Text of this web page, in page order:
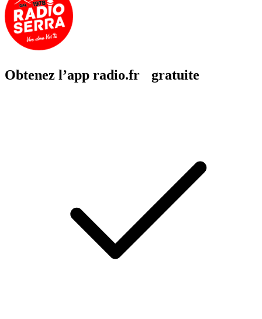
Obtenez l’app radio.fr gratuite